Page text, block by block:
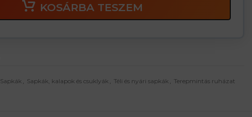
KOSÁRBA TESZEM
Sapkák , Sapkák, kalapok és csuklyák , Téli és nyári sapkák , Terepmintás ruházat